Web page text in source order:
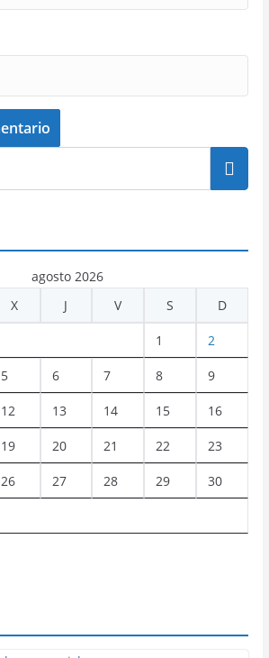
agosto 2026
X J V S D
1 2
5 6 7 8 9
12 13 14 15 16
19 20 21 22 23
26 27 28 29 30